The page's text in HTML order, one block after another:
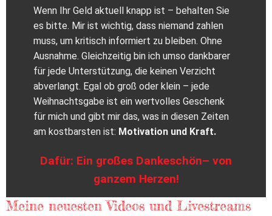
Wenn Ihr Geld aktuell knapp ist – behalten Sie
es bitte. Mir ist wichtig, dass niemand zahlen
muss, um kritisch informiert zu bleiben. Ohne
Ausnahme. Gleichzeitig bin ich umso dankbarer
für jede Unterstützung, die keinen Verzicht
abverlangt. Egal ob groß oder klein – jede
Weihnachtsgabe ist ein wertvolles Geschenk
für mich und gibt mir das, was in diesen Zeiten
am kostbarsten ist: Motivation und Kraft.
Dafür: Ein großes Dankeschön– von
ganzem Herzen!
Meine neuesten Videos und Livestreams